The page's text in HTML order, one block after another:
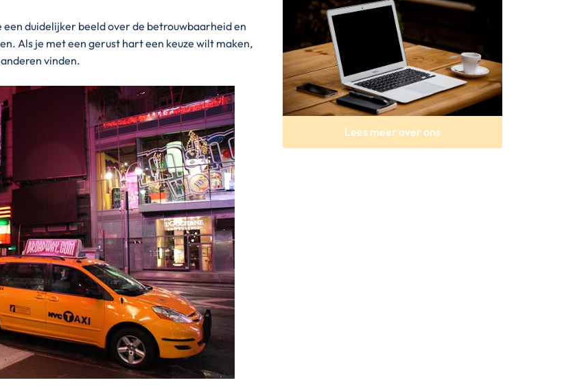
duidelijker beeld over de betrouwbaarheid en
Als je met een gerust hart een keuze wilt maken,
vinden.
Lees meer over ons